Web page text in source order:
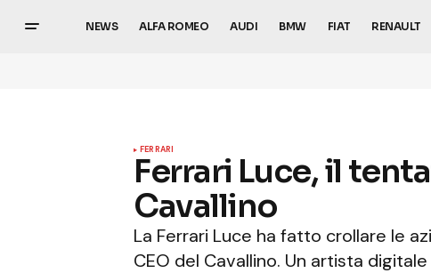
NEWS ALFA ROMEO AUDI BMW FIAT RENAULT
FERRARI
Ferrari Luce, il
Cavallino
La Ferrari Luce ha fatto crollare le
CEO del Cavallino. Un artista